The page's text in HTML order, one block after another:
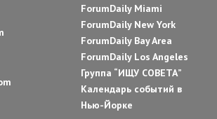
ForumDaily Miami
ForumDaily New York
ForumDaily Bay Area
ForumDaily Los Angeles
Группа “ИЩУ СОВЕТА”
Календарь событий в
Нью-Йорке